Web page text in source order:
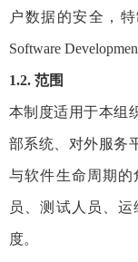
户数据的安全，
Software
1.2. 范围
本制度适用于本组
部系统、对外服务
与软件生命周期的
员、测试人员、
度。